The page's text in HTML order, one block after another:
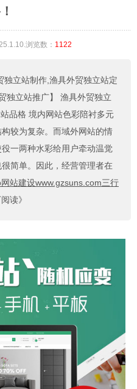
浏览数： 1122
独立站制作,渔具外贸独立站定
独立站推广】
渔具外贸独立
品格 境内网站色彩陪衬多元
较为复杂。而域外网站的情
一两种水彩给用户牵动温觉
简单。因此，经营管理者在
站建设www.gzsuns.com三行
读》